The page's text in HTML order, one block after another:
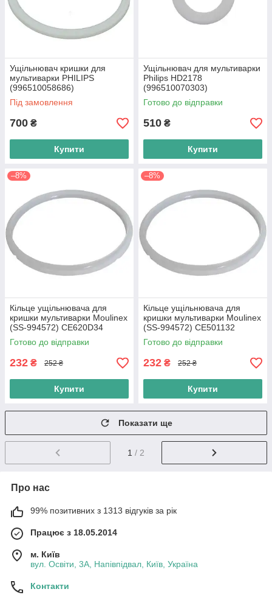
Ущільнювач кришки для
мультиварки PHILIPS
(996510058686)
Під замовлення
700 ₴
Купити
Ущільнювач для мультиварки
Philips HD2178
(996510070303)
Готово до відправки
510 ₴
Купити
–8%
Кільце ущільнювача для
кришки мультиварки Moulinex
(SS-994572) CE620D34
Готово до відправки
232 ₴ 252 ₴
Купити
–8%
Кільце ущільнювача для
кришки мультиварки Moulinex
(SS-994572) CE501132
Готово до відправки
232 ₴ 252 ₴
Купити
Показати ще
1 / 2
Про нас
99% позитивних з 1313 відгуків за рік
Працює з 18.05.2014
м. Київ
вул. Освіти, 3А, Напівпідвал, Київ, Україна
Контакти